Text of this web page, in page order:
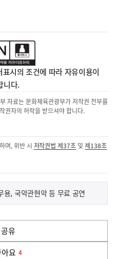
시의 조건에 따라 자유이용이
니다.
자료는 문화체육관광부가 저작권 전부를
권자의 허락을 받으셔야 합니다.
며, 위반 시 저작권법 제37조 및제138조
용, 국악관현악 등 무료 공연
공유
열
기요 4